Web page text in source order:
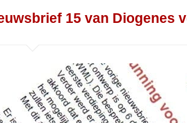
15 van Diogenes